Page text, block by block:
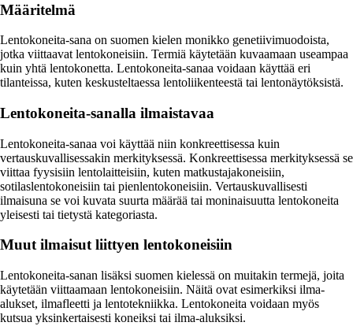
Määritelmä
Lentokoneita-sana on suomen kielen monikko genetiivimuodoista,
jotka viittaavat lentokoneisiin. Termiä käytetään kuvaamaan useampaa
kuin yhtä lentokonetta. Lentokoneita-sanaa voidaan käyttää eri
tilanteissa, kuten keskusteltaessa lentoliikenteestä tai lentonäytöksistä.
Lentokoneita-sanalla ilmaistavaa
Lentokoneita-sanaa voi käyttää niin konkreettisessa kuin
vertauskuvallisessakin merkityksessä. Konkreettisessa merkityksessä se
viittaa fyysisiin lentolaitteisiin, kuten matkustajakoneisiin,
sotilaslentokoneisiin tai pienlentokoneisiin. Vertauskuvallisesti
ilmaisuna se voi kuvata suurta määrää tai moninaisuutta lentokoneita
yleisesti tai tietystä kategoriasta.
Muut ilmaisut liittyen lentokoneisiin
Lentokoneita-sanan lisäksi suomen kielessä on muitakin termejä, joita
käytetään viittaamaan lentokoneisiin. Näitä ovat esimerkiksi ilma-
alukset, ilmafleetti ja lentotekniikka. Lentokoneita voidaan myös
kutsua yksinkertaisesti koneiksi tai ilma-aluksiksi.